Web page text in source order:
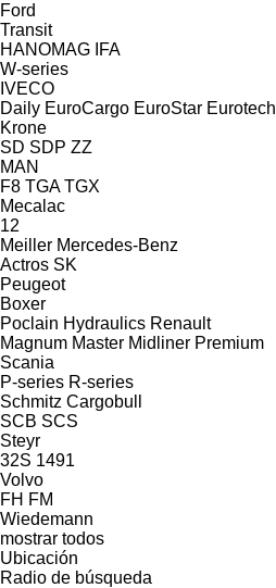
Ford
Transit
HANOMAG IFA
W-series
IVECO
Daily EuroCargo EuroStar Eurotech
Krone
SD SDP ZZ
MAN
F8 TGA TGX
Mecalac
12
Meiller Mercedes-Benz
Actros SK
Peugeot
Boxer
Poclain Hydraulics Renault
Magnum Master Midliner Premium
Scania
P-series R-series
Schmitz Cargobull
SCB SCS
Steyr
32S 1491
Volvo
FH FM
Wiedemann
mostrar todos
Ubicación
Radio de búsqueda